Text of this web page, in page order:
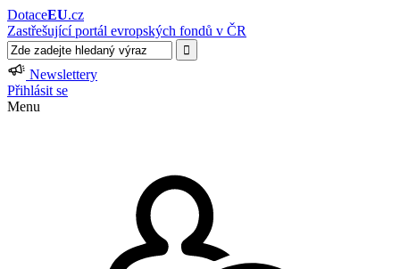
DotaceEU.cz
Zastřešující portál evropských fondů v ČR
Newslettery
Přihlásit se
Menu